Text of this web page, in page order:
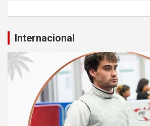
Internacional